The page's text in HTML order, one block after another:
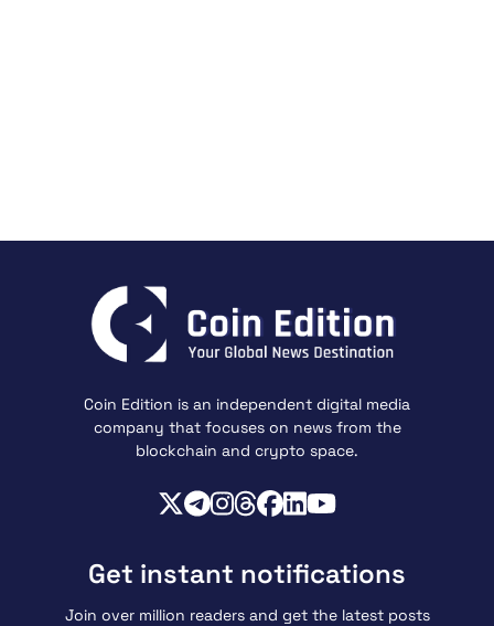
Coin Edition is an independent digital media
company that focuses on news from the
blockchain and crypto space.
Get instant notifications
Join over million readers and get the latest posts